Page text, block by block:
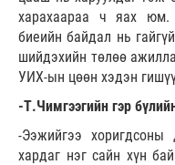
харахаараа ч яах юм.
биеийн байдал нь
шийдэхийн төлөө
УИХ-ын цөөн хэдэн
-Т.Чимгээгийн гэр
-Ээжийгээ
хардаг нэг сайн хүн